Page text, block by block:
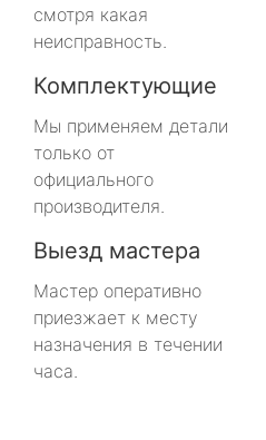
смотря какая
неисправность.
Комплектующие
Мы применяем детали
только от
официального
производителя.
Выезд мастера
Мастер оперативно
приезжает к месту
назначения в течении
часа.